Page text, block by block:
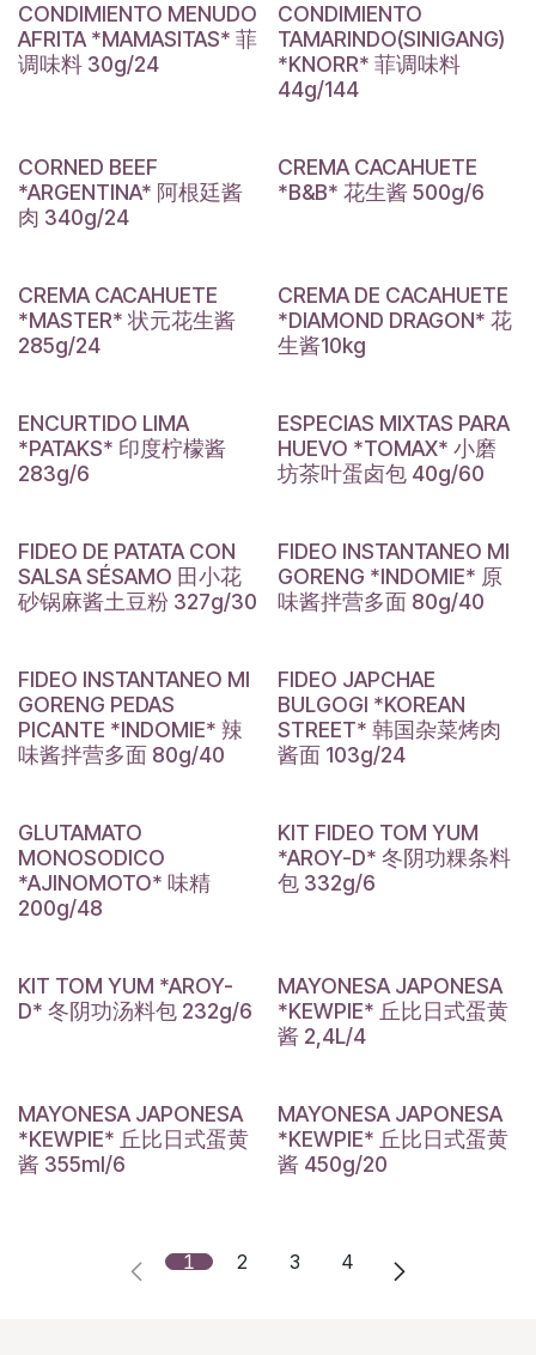
CONDIMIENTO MENUDO
AFRITA *MAMASITAS* 菲
调味料 30g/24
CONDIMIENTO
TAMARINDO(SINIGANG)
*KNORR* 菲调味料
44g/144
CORNED BEEF
*ARGENTINA* 阿根廷酱
肉 340g/24
CREMA CACAHUETE
*B&B* 花生酱 500g/6
CREMA CACAHUETE
*MASTER* 状元花生酱
285g/24
CREMA DE CACAHUETE
*DIAMOND DRAGON* 花
生酱10kg
ENCURTIDO LIMA
*PATAKS* 印度柠檬酱
283g/6
ESPECIAS MIXTAS PARA
HUEVO *TOMAX* 小磨
坊茶叶蛋卤包 40g/60
FIDEO DE PATATA CON
SALSA SÉSAMO 田小花
砂锅麻酱土豆粉 327g/30
FIDEO INSTANTANEO MI
GORENG *INDOMIE* 原
味酱拌营多面 80g/40
FIDEO INSTANTANEO MI
GORENG PEDAS
PICANTE *INDOMIE* 辣
味酱拌营多面 80g/40
FIDEO JAPCHAE
BULGOGI *KOREAN
STREET* 韩国杂菜烤肉
酱面 103g/24
GLUTAMATO
MONOSODICO
*AJINOMOTO* 味精
200g/48
KIT FIDEO TOM YUM
*AROY-D* 冬阴功粿条料
包 332g/6
KIT TOM YUM *AROY-
D* 冬阴功汤料包 232g/6
MAYONESA JAPONESA
*KEWPIE* 丘比日式蛋黄
酱 2,4L/4
MAYONESA JAPONESA
*KEWPIE* 丘比日式蛋黄
酱 355ml/6
MAYONESA JAPONESA
*KEWPIE* 丘比日式蛋黄
酱 450g/20
1 2 3 4